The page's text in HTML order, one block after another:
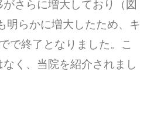
さらに増大しており（図
明らかに増大したため、キ
で終了となりました。こ
く、当院を紹介されまし